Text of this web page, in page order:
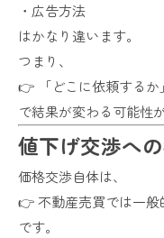
・広告方法
はかなり違います。
つまり、
👉 「どこに依頼するか」
で結果が変わる可能性
値下げ交渉へ
価格交渉自体は、
👉 不動産売買では一般
です。